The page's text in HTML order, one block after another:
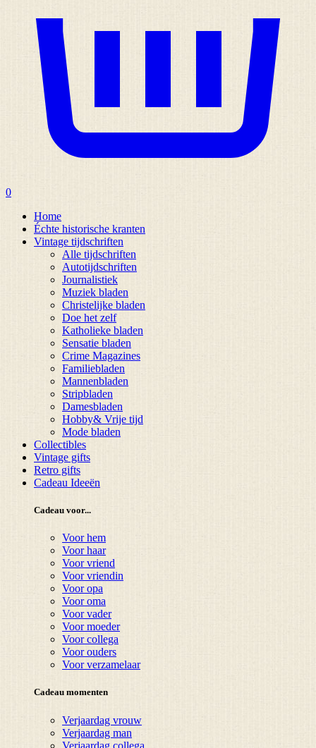
0
Home
Échte historische kranten
Vintage tijdschriften
Alle tijdschriften
Autotijdschriften
Journalistiek
Muziek bladen
Christelijke bladen
Doe het zelf
Katholieke bladen
Sensatie bladen
Crime Magazines
Familiebladen
Mannenbladen
Stripbladen
Damesbladen
Hobby& Vrije tijd
Mode bladen
Collectibles
Vintage gifts
Retro gifts
Cadeau Ideeën
Cadeau voor...
Voor hem
Voor haar
Voor vriend
Voor vriendin
Voor opa
Voor oma
Voor vader
Voor moeder
Voor collega
Voor ouders
Voor verzamelaar
Cadeau momenten
Verjaardag vrouw
Verjaardag man
Verjaardag collega